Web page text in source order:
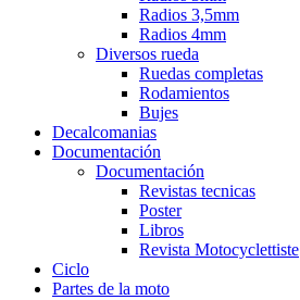
Radios 3,5mm
Radios 4mm
Diversos rueda
Ruedas completas
Rodamientos
Bujes
Decalcomanias
Documentación
Documentación
Revistas tecnicas
Poster
Libros
Revista Motocyclettiste
Ciclo
Partes de la moto